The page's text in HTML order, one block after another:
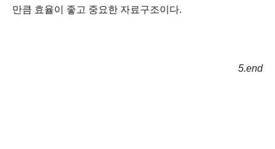
만큼 효율이 좋고 중요한 자료구조이다.
5.end